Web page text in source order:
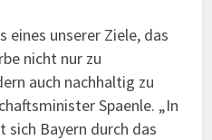
eines unserer Ziele, das
nicht nur zu
auch nachhaltig zu
Spaenle. „In
sich Bayern durch das